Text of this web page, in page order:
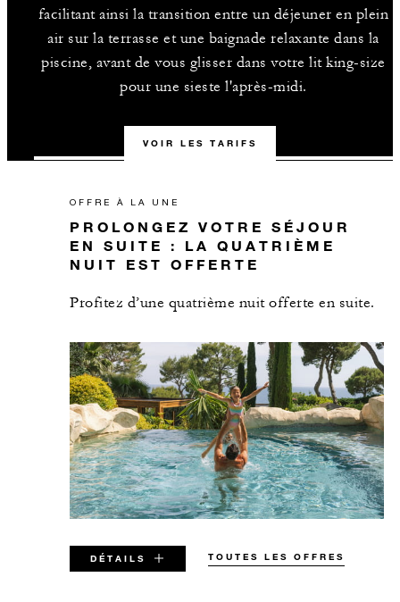
facilitant ainsi la transition entre un déjeuner en plein
air sur la terrasse et une baignade relaxante dans la
piscine, avant de vous glisser dans votre lit king-size
pour une sieste l'après-midi.
VOIR LES TARIFS
OFFRE À LA UNE
PROLONGEZ VOTRE SÉJOUR
EN SUITE : LA QUATRIÈME
NUIT EST OFFERTE
Profitez d’une quatrième nuit offerte en suite.
DÉTAILS TOUTES LES OFFRES